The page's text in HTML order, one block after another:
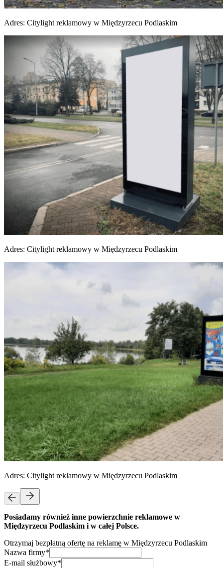
Adres: Citylight reklamowy w Międzyrzecu Podlaskim
Adres: Citylight reklamowy w Międzyrzecu Podlaskim
Adres: Citylight reklamowy w Międzyrzecu Podlaskim
Posiadamy również inne powierzchnie reklamowe w
Międzyrzecu Podlaskim i w całej Polsce.
Otrzymaj bezpłatną ofertę na reklamę w Międzyrzecu Podlaskim
Nazwa firmy*
E-mail służbowy*